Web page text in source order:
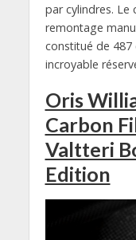
par cylindres. Le
remontage
constitué de 487
incroyable
Oris
Carbon
Valtteri
Edition